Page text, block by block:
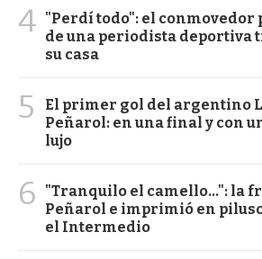
4 "Perdí todo": el conmovedor
de una periodista deportiva
su casa
5
El primer gol del argentino
Peñarol: en una final y con
lujo
6
"Tranquilo el camello...": la
Peñarol e imprimió en
el Intermedio